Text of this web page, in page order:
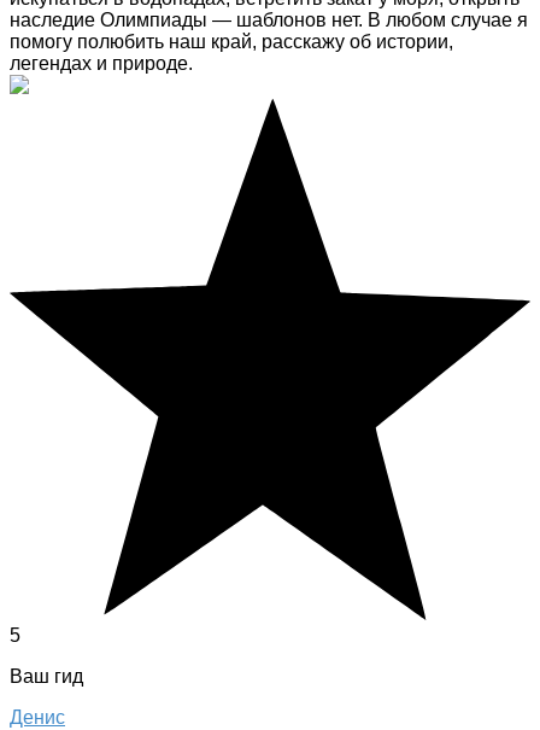
наследие Олимпиады — шаблонов нет. В любом случае я
помогу полюбить наш край, расскажу об истории,
легендах и природе.
5
Ваш гид
Денис